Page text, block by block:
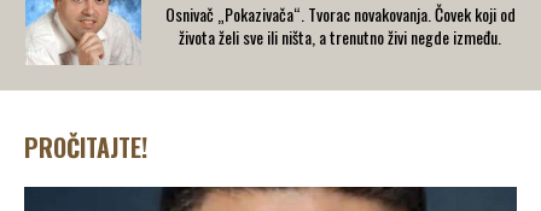
Osnivač „Pokazivača“. Tvorac novakovanja. Čovek koji od
života želi sve ili ništa, a trenutno živi negde između.
PROČITAJTE!